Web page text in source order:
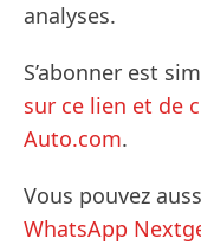
analyses.
S’abonner est
sur ce lien et de
Auto.com.
Vous pouvez
WhatsApp